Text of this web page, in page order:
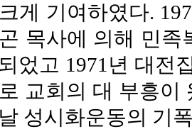
게 기여하였다.
목사에 의해 민족
었고 1971년 대전
교회의 대 부흥이
성시화운동의 기